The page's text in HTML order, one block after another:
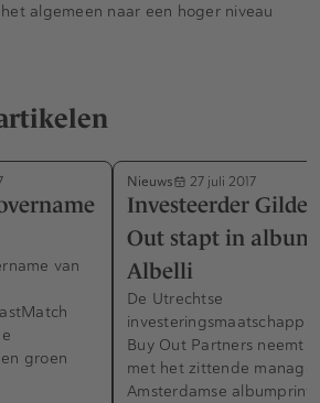
algemeen naar een hoger niveau
van
groen
Nieuws 27 juli 2017
Investeerder Gilde
Out stapt in
Albelli
De Utrechtse
investeringsmaatschappij
Buy Out Partners neemt
met het zittende
Amsterdamse